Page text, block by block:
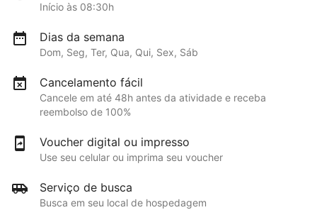
Início às 08:30h
Dias da semana
Dom, Seg, Ter, Qua, Qui, Sex, Sáb
Cancelamento fácil
Cancele em até 48h antes da atividade e receba
reembolso de 100%
Voucher digital ou impresso
Use seu celular ou imprima seu voucher
Serviço de busca
Busca em seu local de hospedagem